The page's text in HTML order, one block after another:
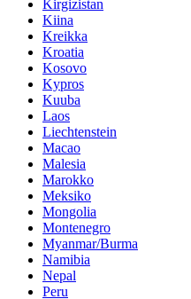
Kirgizistan
Kiina
Kreikka
Kroatia
Kosovo
Kypros
Kuuba
Laos
Liechtenstein
Macao
Malesia
Marokko
Meksiko
Mongolia
Montenegro
Myanmar/Burma
Namibia
Nepal
Peru